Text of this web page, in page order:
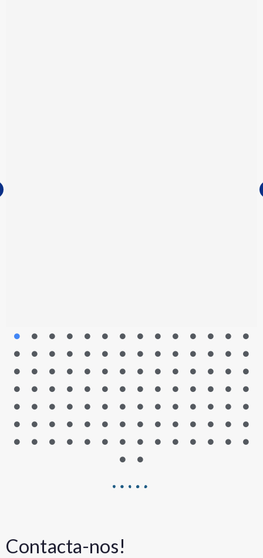
Contacta-nos!